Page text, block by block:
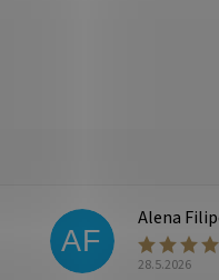
AF
Alena
28.5.2026